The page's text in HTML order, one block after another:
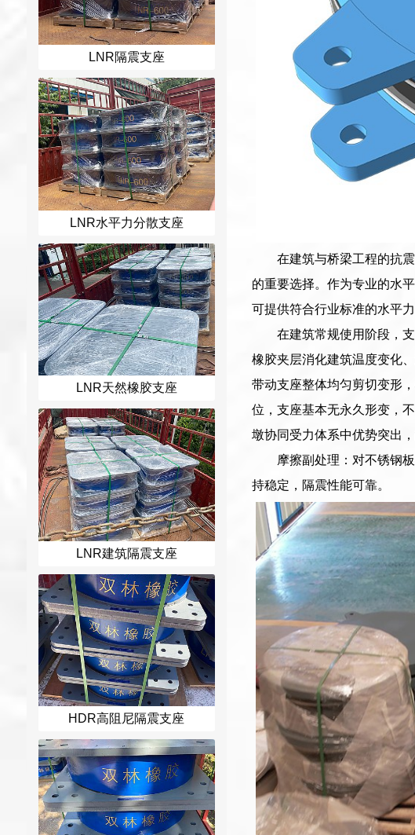
LNR隔震支座
LNR水平力分散支座
LNR天然橡胶支座
LNR建筑隔震支座
HDR高阻尼隔震支座
在建筑与桥梁工程的抗
的重要选择。作为专业的水
可提供符合行业标准的水平
在建筑常规使用阶段，
橡胶夹层消化建筑温度变化
带动支座整体均匀剪切变形
位，支座基本无永久形变，
墩协同受力体系中优势突出
摩擦副处理：对不锈钢
持稳定，隔震性能可靠。